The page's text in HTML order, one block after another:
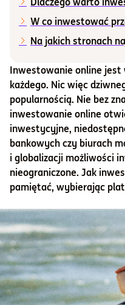
Informacje i
O nas
Inwestowanie online jest
każdego. Nic więc
popularnością. Nie bez
inwestowanie online
inwestycyjne,
bankowych czy biurach
i globalizacji możliwości
nieograniczone. Jak
pamiętać, wybierając
W co inwestować
Na jakich stronach